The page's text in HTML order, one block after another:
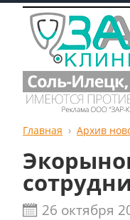
Главная Архив
26 октября